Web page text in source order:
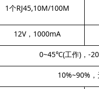
1个RJ45,10M/100M
12V，1000mA
0~45℃(工作)，-
10%~90%